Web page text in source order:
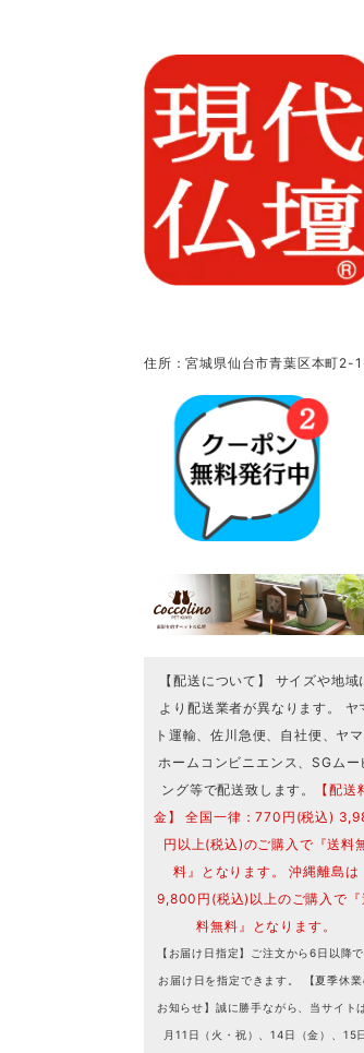
住所：宮城県仙台市青葉区本町
【配送について】 サイズや地域
より配送業者が異なります。 ヤ
ト運輸、佐川急便、自社便、ヤマ
ホームコンビニエンス、SGムー
ング等で配送致します。
【配送
金】 全国一律：770円(税込)
円以上(税込)のご購入で『送料
料』となります。 沖縄離島は
9,800円(税込)以上のご購入で『
料無料』となります。
【お届け日指定】ご注文から6日以降
お届け日を指定できます。 【夏季休業
お知らせ】誠に勝手ながら、当サイト
月11日（火・祝）、14日（金）、15